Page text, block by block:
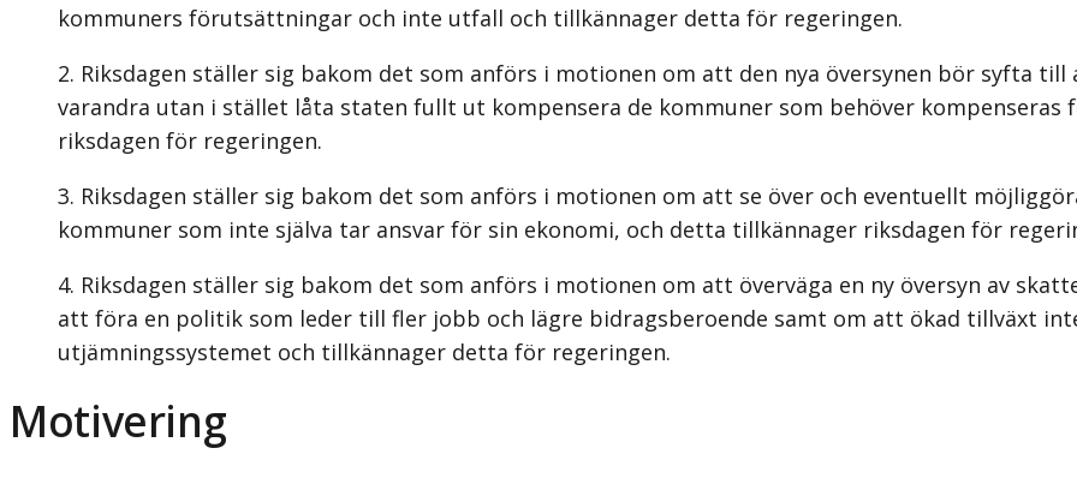
kommuners förutsättningar och inte utfall och tillkännager detta för regeringen.
Riksdagen ställer sig bakom det som anförs i motionen om att den nya översynen bör syfta
varandra utan i stället låta staten fullt ut kompensera de kommuner som behöver
riksdagen för regeringen.
Riksdagen ställer sig bakom det som anförs i motionen om att se över och eventuellt
kommuner som inte själva tar ansvar för sin ekonomi, och detta tillkännager riksdagen för
Riksdagen ställer sig bakom det som anförs i motionen om att överväga en ny översyn av
att föra en politik som leder till fler jobb och lägre bidragsberoende samt om att ökad tillväxt
utjämningssystemet och tillkännager detta för regeringen.
Motivering